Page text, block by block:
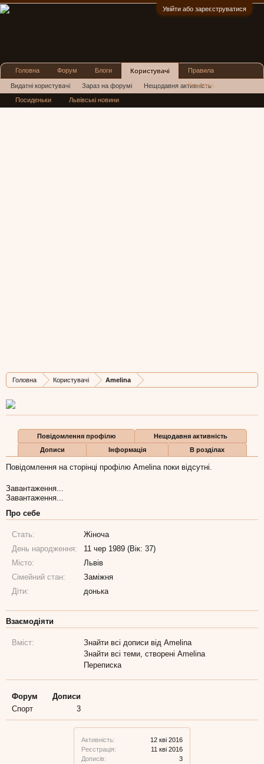
Увійти або зареєструватися
Головна Користувачі Amelina
Активність:
12 кві 2016
Реєстрація:
11 кві 2016
Дописів:
3
Дописів
3
Карма Бали
1
Повідомлення профілю
Нещодавня активність
Дописи
Інформація В розділах
Повідомлення на сторінці профілю Amelina поки відсутні.
Завантаження...
Завантаження...
Про себе
Стать:
Жіноча
День народження:
11 чер 1989 (Вік: 37)
Місто:
Львів
Сімейний стан:
Заміжня
Діти:
донька
Взаємодіяти
Вміст:
Знайти всі дописи від Amelina
Знайти всі теми, створені Amelina
Переписка
Форум
Дописи
Спорт
3
Головна Форум Блоги Користувачі
Видатні користувачі Зараз на форумі Нещодавня активність
Нові повідомлення профілю
Правила
Реклама
Посиденьки Львівські новини